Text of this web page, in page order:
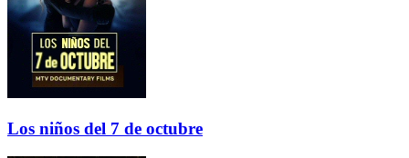
Los niños del 7 de octubre